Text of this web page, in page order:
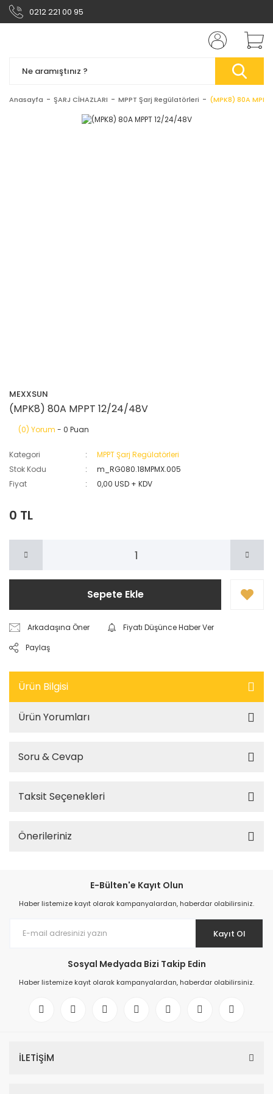
0212 221 00 95
Anasayfa ŞARJ CİHAZLARI MPPT Şarj Regülatörleri (MPK8) 80A
MEXXSUN
(MPK8) 80A MPPT 12/24/48V
(0) Yorum - 0 Puan
Kategori
MPPT Şarj Regülatörleri
Stok Kodu
m_RG080.18MPMX.005
Fiyat
0,00 USD + KDV
0 TL
Sepete Ekle
Arkadaşına Öner
Fiyatı Düşünce Haber Ver
Paylaş
Ürün Bilgisi
Ürün Yorumları
Soru & Cevap
Taksit Seçenekleri
Önerileriniz
E-Bülten'e Kayıt Olun
Haber listemize kayıt olarak kampanyalardan, haberdar olabilirsiniz.
Kayıt Ol
Sosyal Medyada Bizi Takip Edin
Haber listemize kayıt olarak kampanyalardan, haberdar olabilirsiniz.
İLETİŞİM